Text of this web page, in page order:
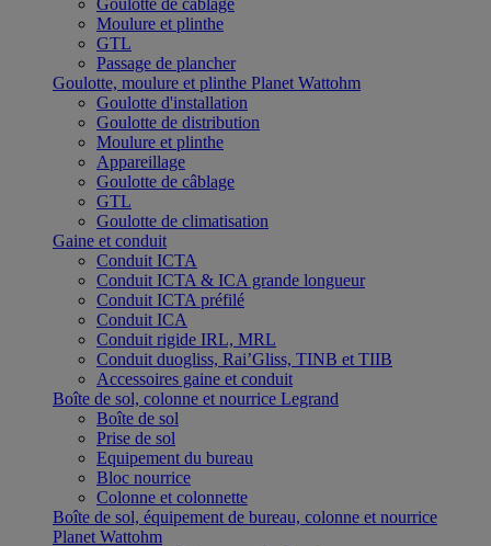
Goulotte de câblage
Moulure et plinthe
GTL
Passage de plancher
Goulotte, moulure et plinthe Planet Wattohm
Goulotte d'installation
Goulotte de distribution
Moulure et plinthe
Appareillage
Goulotte de câblage
GTL
Goulotte de climatisation
Gaine et conduit
Conduit ICTA
Conduit ICTA & ICA grande longueur
Conduit ICTA préfilé
Conduit ICA
Conduit rigide IRL, MRL
Conduit duogliss, Rai’Gliss, TINB et TIIB
Accessoires gaine et conduit
Boîte de sol, colonne et nourrice Legrand
Boîte de sol
Prise de sol
Equipement du bureau
Bloc nourrice
Colonne et colonnette
Boîte de sol, équipement de bureau, colonne et nourrice
Planet Wattohm